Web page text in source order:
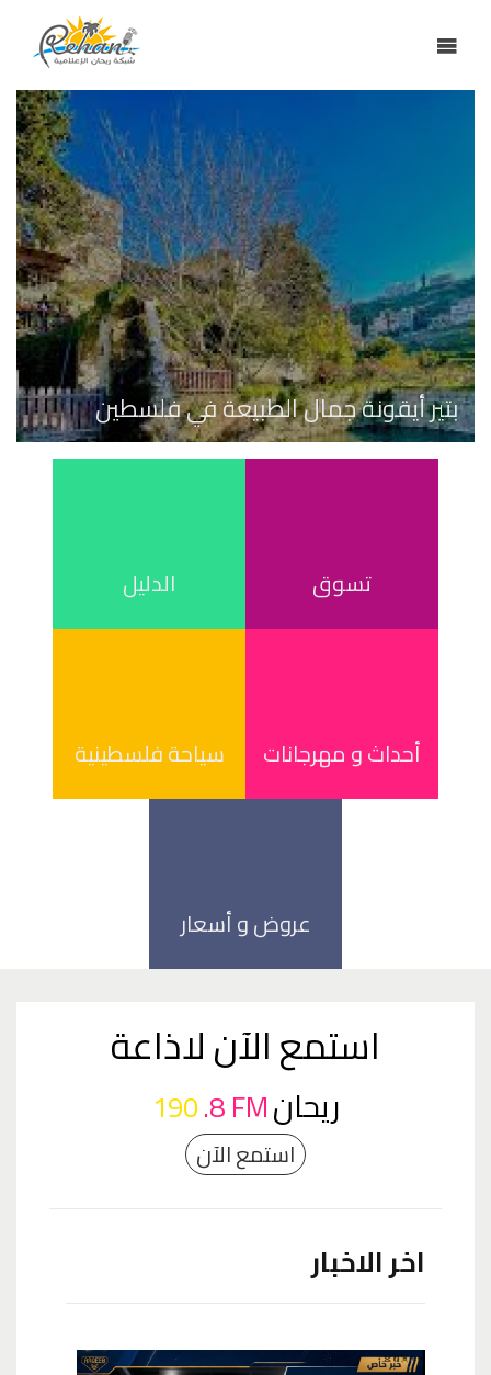
بتير أيقونة جمال الطبيعة في فلسطين
تسوق الدليل
أحداث و مهرجانات سياحة فلسطينية
عروض و أسعار
استمع الآن لاذاعة
190.8 FMريحان
استمع الآن
اخر الاخبار